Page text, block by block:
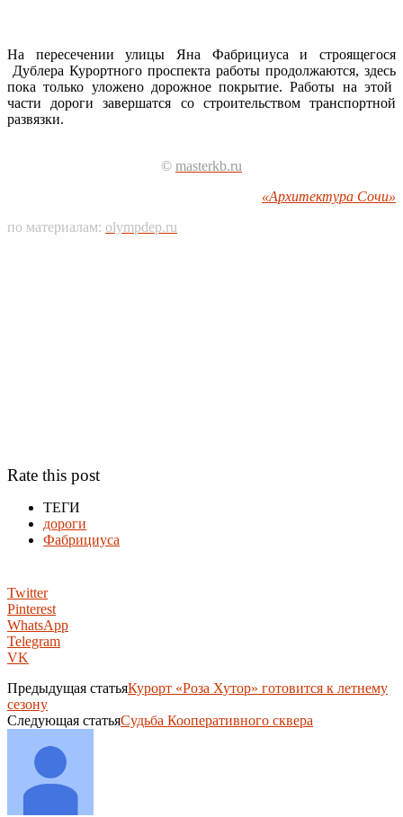
На пересечении улицы Яна Фабрициуса и строящегося
Дублера Курортного проспекта работы продолжаются, здесь
пока только уложено дорожное покрытие. Работы на этой
части дороги завершатся со строительством транспортной
развязки.
© masterkb.ru
«Архитектура Сочи»
по материалам: olympdep.ru
Rate this post
ТЕГИ
дороги
Фабрициуса
Twitter
Pinterest
WhatsApp
Telegram
VK
Предыдущая статьяКурорт «Роза Хутор» готовится к летнему
сезону
Следующая статьяСудьба Кооперативного сквера